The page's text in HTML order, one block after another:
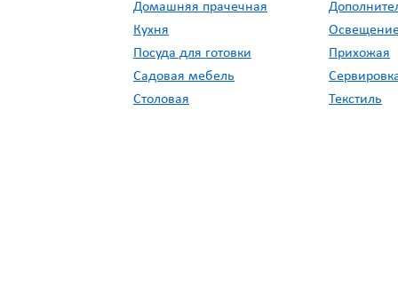
Домашняя прачечная
Кухня
Посуда для готовки
Прихожая
Садовая мебель
Столовая
Текстиль